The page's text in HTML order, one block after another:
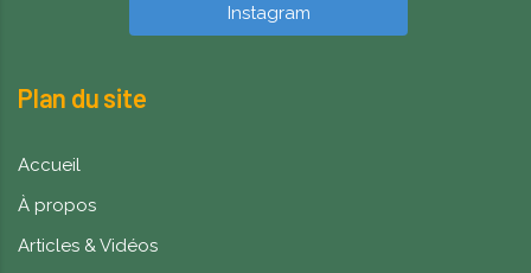
Instagram
Plan du site
Accueil
À propos
Articles & Vidéos